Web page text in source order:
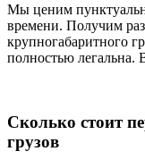
Мы ценим
времени. Получим
крупногабаритного
полностью
Сколько стоит
грузов